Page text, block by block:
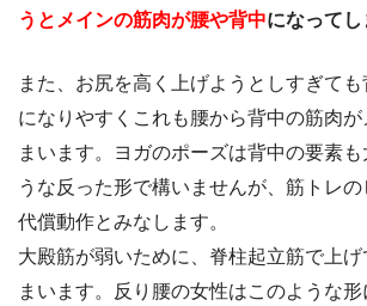
うとメインの筋肉が腰や背中になってし
また、お尻を高く上げようとしすぎて
になりやすくこれも腰から背中の筋肉
まいます。ヨガのポーズは背中の要素
うな反った形で構いませんが、筋トレ
代償動作とみなします。
大殿筋が弱いために、脊柱起立筋で上
まいます。反り腰の女性はこのような